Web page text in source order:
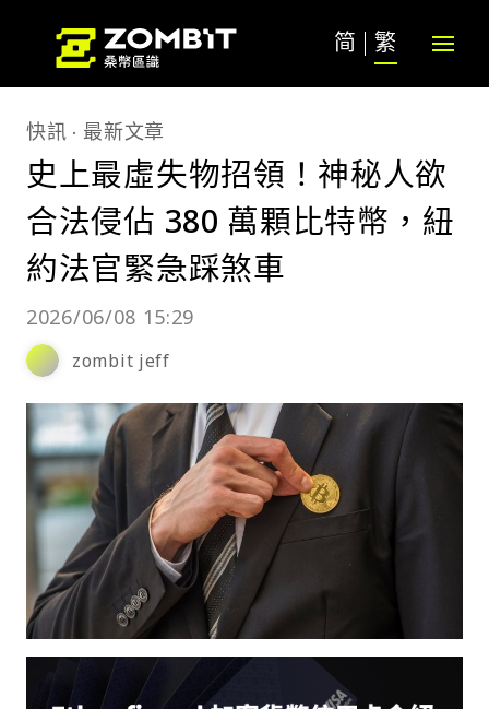
简 繁
快訊 最新文章
史上最虛失物招領！神秘人欲
合法侵佔 380 萬顆比特幣，紐
約法官緊急踩煞車
2026/06/08 15:29
zombit jeff